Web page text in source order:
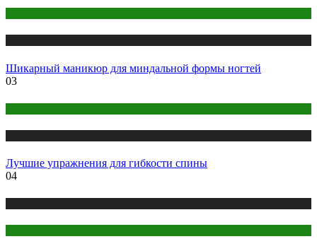
Шикарный маникюр для миндальной формы ногтей
03
Лучшие упражнения для гибкости спины
04